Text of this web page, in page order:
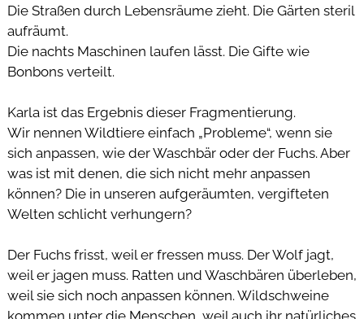
Die Straßen durch Lebensräume zieht. Die Gärten steril
aufräumt.
Die nachts Maschinen laufen lässt. Die Gifte wie
Bonbons verteilt.
Karla ist das Ergebnis dieser Fragmentierung.
Wir nennen Wildtiere einfach „Probleme“, wenn sie
sich anpassen, wie der Waschbär oder der Fuchs. Aber
was ist mit denen, die sich nicht mehr anpassen
können? Die in unseren aufgeräumten, vergifteten
Welten schlicht verhungern?
Der Fuchs frisst, weil er fressen muss. Der Wolf jagt,
weil er jagen muss. Ratten und Waschbären überleben,
weil sie sich noch anpassen können. Wildschweine